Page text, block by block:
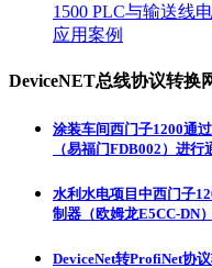
1500 PLC与输送线
应用案例
DeviceNET总线协议转换
涂装车间西门子1200通
（易福门FDB002）进
水利水电项目中西门子
制器（欧姆龙E5CC-DN
DeviceNet转ProfiNet协